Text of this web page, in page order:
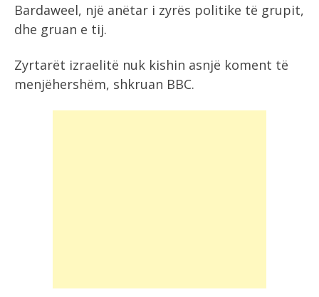
Bardaweel, një anëtar i zyrës politike të grupit,
dhe gruan e tij.
Zyrtarët izraelitë nuk kishin asnjë koment të
menjëhershëm, shkruan BBC.